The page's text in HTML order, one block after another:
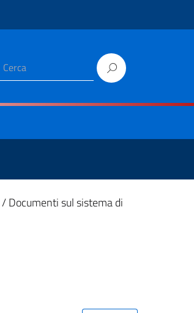
/Documenti sul sistema di